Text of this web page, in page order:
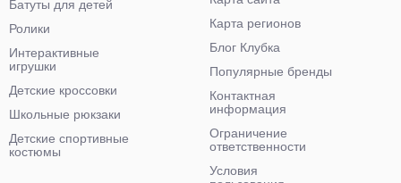
Батуты для детей
Ролики
Интерактивные
игрушки
Детские кроссовки
Школьные рюкзаки
Детские спортивные
костюмы
Карта регионов
Блог Клубка
Популярные бренды
Контактная
информация
Ограничение
ответственности
Условия